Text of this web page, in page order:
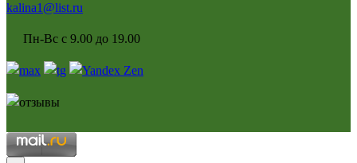
kalina1@list.ru
Пн-Вс с 9.00 до 19.00